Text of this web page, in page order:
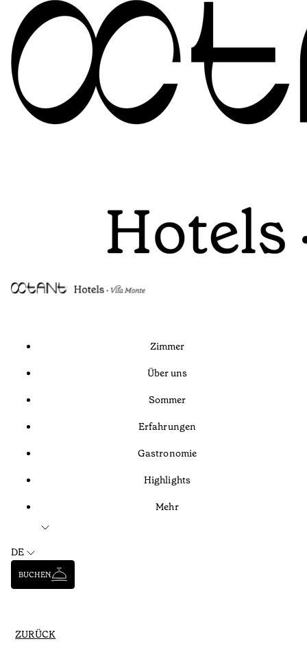
Zimmer
Über uns
Sommer
Erfahrungen
Gastronomie
Highlights
Mehr
DE
BUCHEN
ZURÜCK